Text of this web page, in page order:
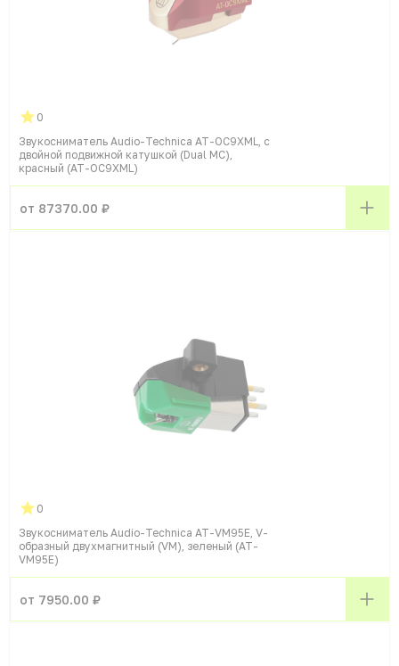
0
Звукосниматель Audio-Technica AT-OC9XML, с
двойной подвижной катушкой (Dual MC),
красный (AT-OC9XML)
от 87370.00 ₽
0
Звукосниматель Audio-Technica AT-VM95E, V-
образный двухмагнитный (VM), зеленый (AT-
VM95E)
от 7950.00 ₽